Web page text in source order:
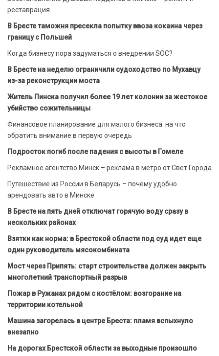
реставрация
В Бресте таможня пресекла попытку ввоза кокаина через
границу с Польшей
Когда бизнесу пора задуматься о внедрении SOC?
В Бресте на неделю ограничили судоходство по Мухавцу
из-за реконструкции моста
Житель Пинска получил более 19 лет колонии за жестокое
убийство сожительницы
Финансовое планирование для малого бизнеса: на что
обратить внимание в первую очередь
Подросток погиб после падения с высоты в Гомеле
Рекламное агентство Минск – реклама в метро от Свет Города
Путешествие из России в Беларусь – почему удобно
арендовать авто в Минске
В Бресте на пять дней отключат горячую воду сразу в
нескольких районах
Взятки как норма: в Брестской области под суд идет еще
один руководитель мясокомбината
Мост через Припять: старт строительства должен закрыть
многолетний транспортный разрыв
Пожар в Ружанах рядом с костёлом: возгорание на
территории котельной
Машина загорелась в центре Бреста: пламя вспыхнуло
внезапно
На дорогах Брестской области за выходные произошло